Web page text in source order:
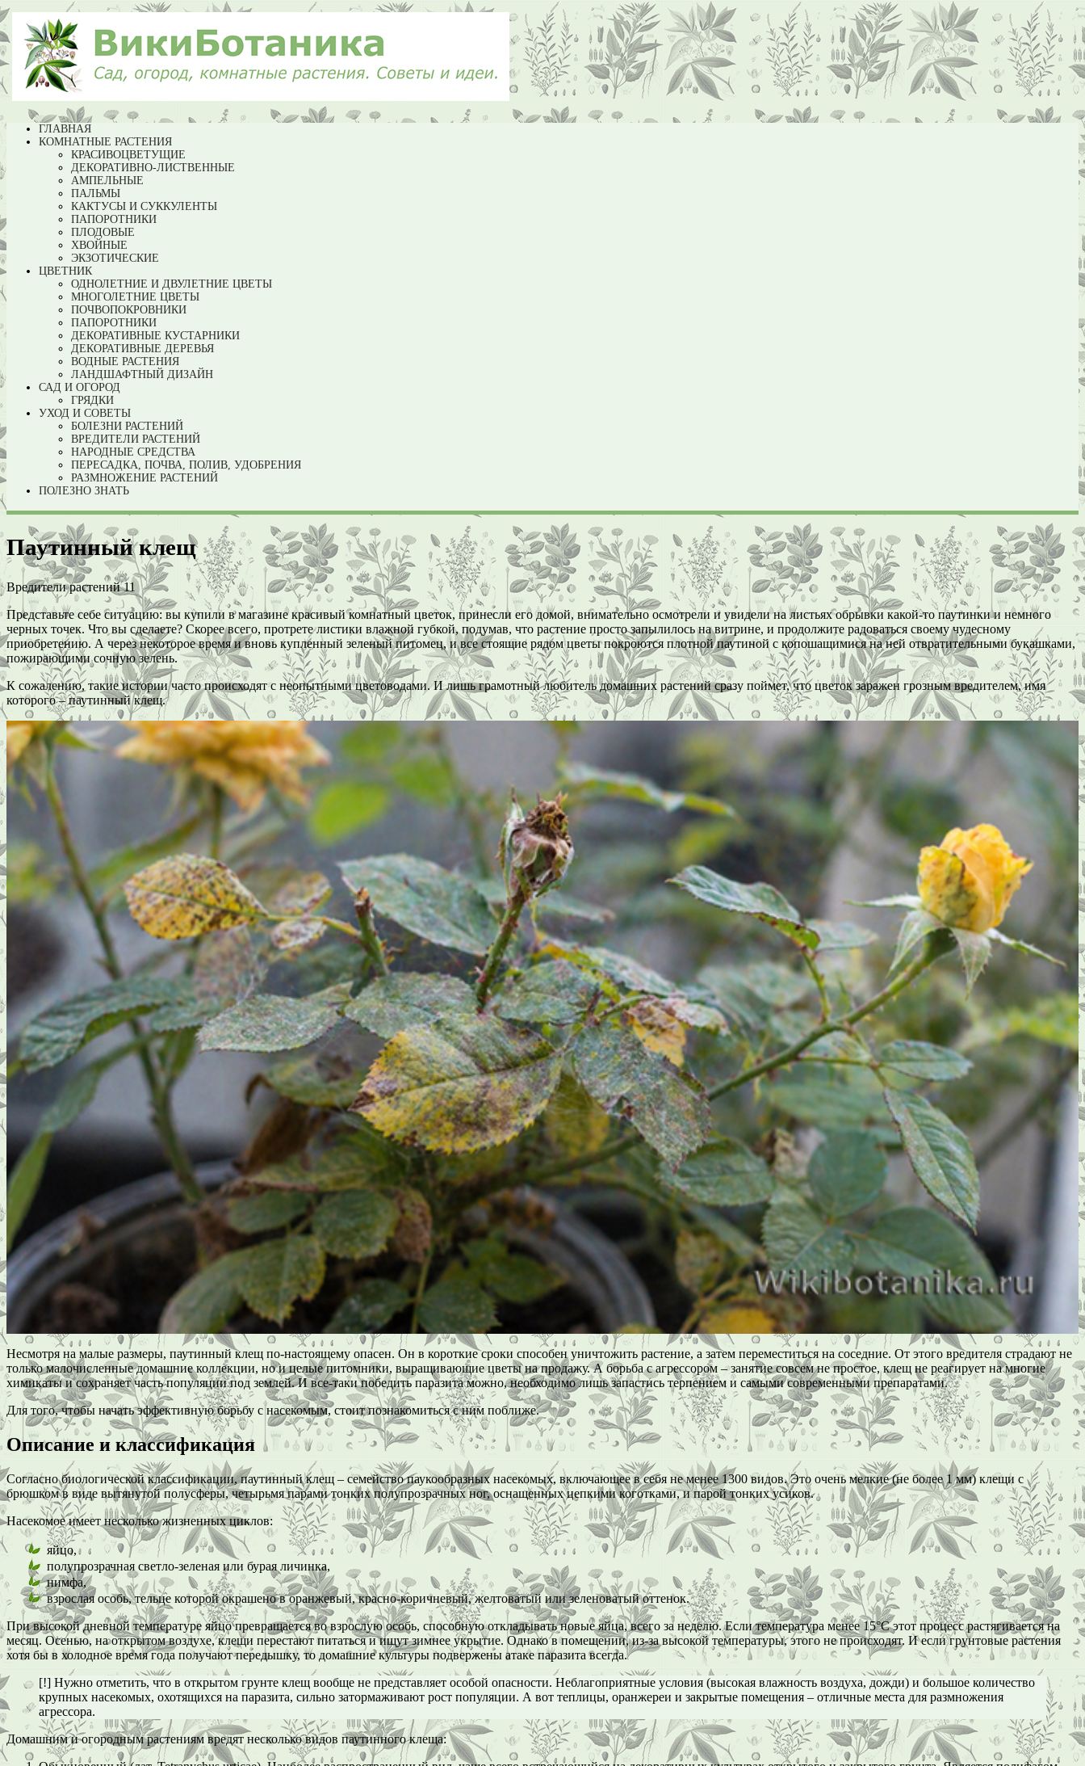
ГЛАВНАЯ
КОМНАТНЫЕ РАСТЕНИЯ
КРАСИВОЦВЕТУЩИЕ
ДЕКОРАТИВНО-ЛИСТВЕННЫЕ
АМПЕЛЬНЫЕ
ПАЛЬМЫ
КАКТУСЫ И СУККУЛЕНТЫ
ПАПОРОТНИКИ
ПЛОДОВЫЕ
ХВОЙНЫЕ
ЭКЗОТИЧЕСКИЕ
ЦВЕТНИК
ОДНОЛЕТНИЕ И ДВУЛЕТНИЕ ЦВЕТЫ
МНОГОЛЕТНИЕ ЦВЕТЫ
ПОЧВОПОКРОВНИКИ
ПАПОРОТНИКИ
ДЕКОРАТИВНЫЕ КУСТАРНИКИ
ДЕКОРАТИВНЫЕ ДЕРЕВЬЯ
ВОДНЫЕ РАСТЕНИЯ
ЛАНДШАФТНЫЙ ДИЗАЙН
САД И ОГОРОД
ГРЯДКИ
УХОД И СОВЕТЫ
БОЛЕЗНИ РАСТЕНИЙ
ВРЕДИТЕЛИ РАСТЕНИЙ
НАРОДНЫЕ СРЕДСТВА
ПЕРЕСАДКА, ПОЧВА, ПОЛИВ, УДОБРЕНИЯ
РАЗМНОЖЕНИЕ РАСТЕНИЙ
ПОЛЕЗНО ЗНАТЬ
Паутинный клещ
Вредители растений 11
Представьте себе ситуацию: вы купили в магазине красивый комнатный цветок, принесли его домой, внимательно осмотрели и увидели на листьях обрывки какой-то паутинки и немного
черных точек. Что вы сделаете? Скорее всего, протрете листики влажной губкой, подумав, что растение просто запылилось на витрине, и продолжите радоваться своему чудесному
приобретению. А через некоторое время и вновь купленный зеленый питомец, и все стоящие рядом цветы покроются плотной паутиной с копошащимися на ней отвратительными букашками,
пожирающими сочную зелень.
К сожалению, такие истории часто происходят с неопытными цветоводами. И лишь грамотный любитель домашних растений сразу поймет, что цветок заражен грозным вредителем, имя
которого – паутинный клещ.
Несмотря на малые размеры, паутинный клещ по-настоящему опасен. Он в короткие сроки способен уничтожить растение, а затем переместиться на соседние. От этого вредителя страдают не
только малочисленные домашние коллекции, но и целые питомники, выращивающие цветы на продажу. А борьба с агрессором – занятие совсем не простое, клещ не реагирует на многие
химикаты и сохраняет часть популяции под землей. И все-таки победить паразита можно, необходимо лишь запастись терпением и самыми современными препаратами.
Для того, чтобы начать эффективную борьбу с насекомым, стоит познакомиться с ним поближе.
Описание и классификация
Согласно биологической классификации, паутинный клещ – семейство паукообразных насекомых, включающее в себя не менее 1300 видов. Это очень мелкие (не более 1 мм) клещи с
брюшком в виде вытянутой полусферы, четырьмя парами тонких полупрозрачных ног, оснащенных цепкими коготками, и парой тонких усиков.
Насекомое имеет несколько жизненных циклов:
яйцо,
полупрозрачная светло-зеленая или бурая личинка,
нимфа,
взрослая особь, тельце которой окрашено в оранжевый, красно-коричневый, желтоватый или зеленоватый оттенок.
При высокой дневной температуре яйцо превращается во взрослую особь, способную откладывать новые яйца, всего за неделю. Если температура менее 15°С этот процесс растягивается на
месяц. Осенью, на открытом воздухе, клещи перестают питаться и ищут зимнее укрытие. Однако в помещении, из-за высокой температуры, этого не происходят. И если грунтовые растения
хотя бы в холодное время года получают передышку, то домашние культуры подвержены атаке паразита всегда.
[!] Нужно отметить, что в открытом грунте клещ вообще не представляет особой опасности. Неблагоприятные условия (высокая влажность воздуха, дожди) и большое количество
крупных насекомых, охотящихся на паразита, сильно затормаживают рост популяции. А вот теплицы, оранжереи и закрытые помещения – отличные места для размножения
агрессора.
Домашним и огородным растениям вредят несколько видов паутинного клеща: